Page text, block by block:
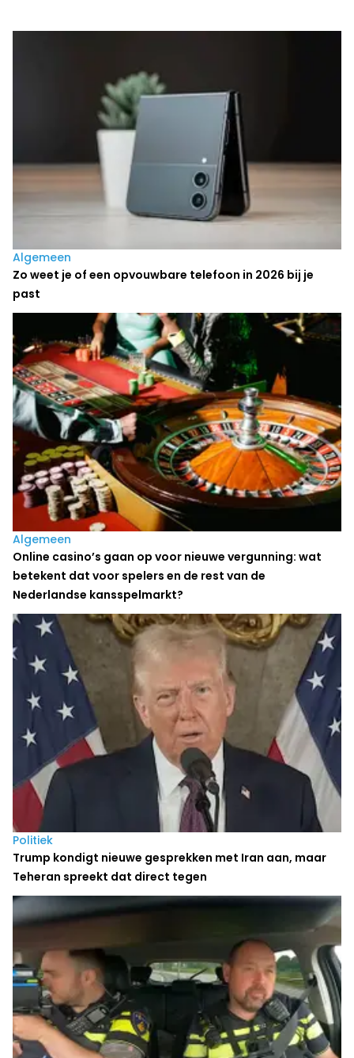
Laatste nieuws
Algemeen
Zo weet je of een opvouwbare telefoon in 2026 bij je
past
Algemeen
Online casino’s gaan op voor nieuwe vergunning: wat
betekent dat voor spelers en de rest van de
Nederlandse kansspelmarkt?
Politiek
Trump kondigt nieuwe gesprekken met Iran aan, maar
Teheran spreekt dat direct tegen